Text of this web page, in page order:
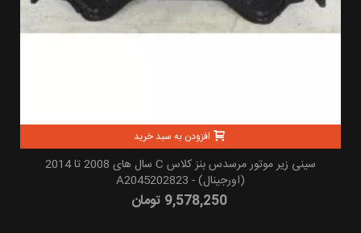
افزودن به سبد خرید
سینی زیر موتور مرسدس بنز کلاس C سال های 2008 تا 2014
(اورجینال) - A2045202823
9,578,250 تومان